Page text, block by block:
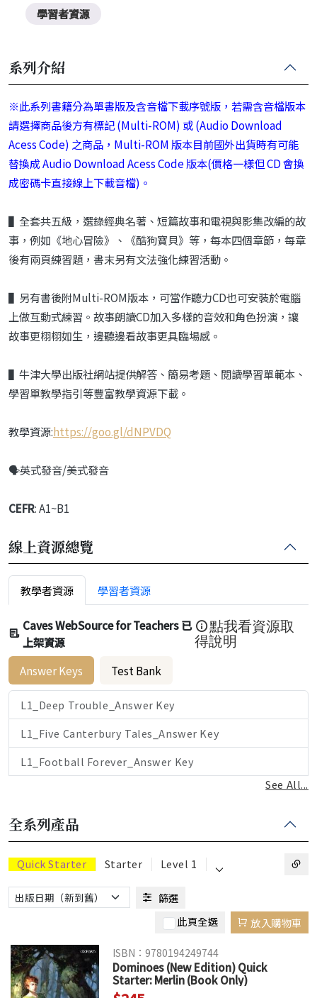
學習者資源
系列介紹
※此系列書籍分為單書版及含音檔下載序號版，若需含音檔版本
請選擇商品後方有標記 (Multi-ROM) 或 (Audio Download
Acess Code) 之商品，Multi-ROM 版本目前國外出貨時有可能
替換成 Audio Download Acess Code 版本(價格一樣但 CD 會換
成密碼卡直接線上下載音檔)。
▌ 全套共五級，選錄經典名著、短篇故事和電視與影集改編的故
事，例如《地心冒險》、《酷狗寶貝》等，每本四個章節，每章
後有兩頁練習題，書末另有文法強化練習活動。
▌ 另有書後附Multi-ROM版本，可當作聽力CD也可安裝於電腦
上做互動式練習。故事朗讀CD加入多樣的音效和角色扮演，讓
故事更栩栩如生， 邊聽邊看故事更具臨場感。
▌ 牛津大學出版社網站提供解答、簡易考題、閱讀學習單範本、
學習單教學指引等豐富教學資源下載。
教學資源:https://goo.gl/dNPVDQ
🗣️英式發音/美式發音
CEFR: A1~B1
線上資源總覽
教學者資源 學習者資源
Caves WebSource for Teachers 已
上架資源
點我看資源取
得說明
Answer Keys Test Bank
L1_Deep Trouble_Answer Key
L1_Five Canterbury Tales_Answer Key
L1_Football Forever_Answer Key
See All...
全系列產品
Quick Starter Starter Level 1 ⌵
篩選
此頁全選
放入購物車
ISBN：9780194249744
Dominoes (New Edition) Quick
Starter: Merlin (Book Only)